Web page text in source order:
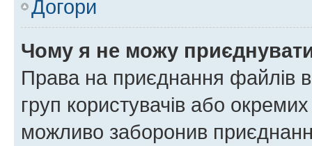
Догори
Чому я не можу
Права на приєднання файлів
груп користувачів або
можливо заборонив